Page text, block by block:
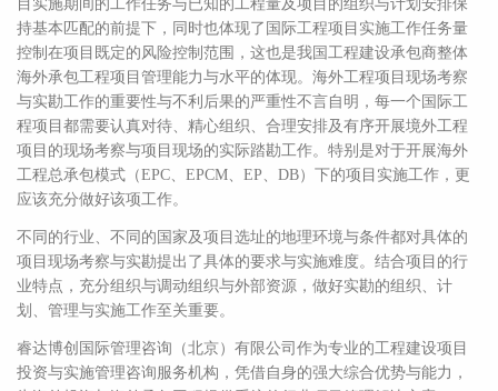
目实施期间的工作任务与已知的工程量及项目的组织与计划安排保
持基本匹配的前提下，同时也体现了国际工程项目实施工作任务量
控制在项目既定的风险控制范围，这也是我国工程建设承包商整体
海外承包工程项目管理能力与水平的体现。海外工程项目现场考察
与实勘工作的重要性与不利后果的严重性不言自明，每一个国际工
程项目都需要认真对待、精心组织、合理安排及有序开展境外工程
项目的现场考察与项目现场的实际踏勘工作。特别是对于开展海外
工程总承包模式（EPC、EPCM、EP、DB）下的项目实施工作，更
应该充分做好该项工作。
不同的行业、不同的国家及项目选址的地理环境与条件都对具体的
项目现场考察与实勘提出了具体的要求与实施难度。结合项目的行
业特点，充分组织与调动组织与外部资源，做好实勘的组织、计
划、管理与实施工作至关重要。
睿达博创国际管理咨询（北京）有限公司作为专业的工程建设项目
投资与实施管理咨询服务机构，凭借自身的强大综合优势与能力，